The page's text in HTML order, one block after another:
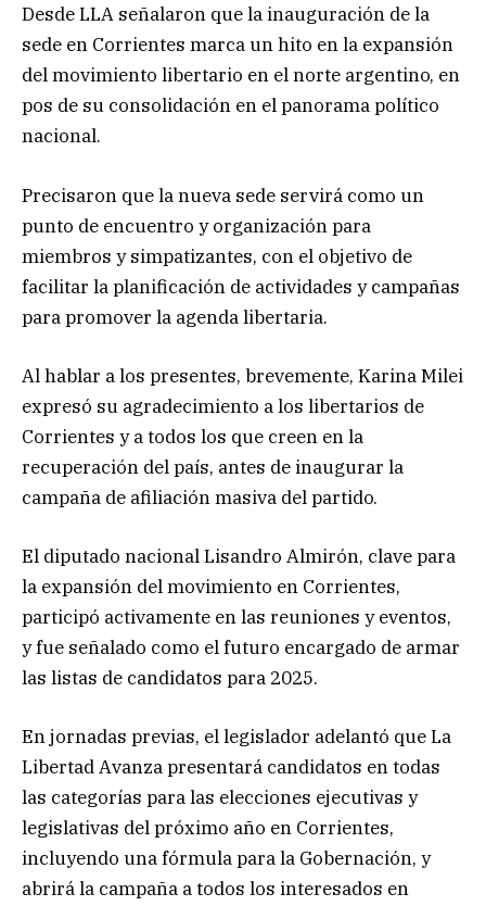
Desde LLA señalaron que la inauguración de la
sede en Corrientes marca un hito en la expansión
del movimiento libertario en el norte argentino, en
pos de su consolidación en el panorama político
nacional.
Precisaron que la nueva sede servirá como un
punto de encuentro y organización para
miembros y simpatizantes, con el objetivo de
facilitar la planificación de actividades y campañas
para promover la agenda libertaria.
Al hablar a los presentes, brevemente, Karina Milei
expresó su agradecimiento a los libertarios de
Corrientes y a todos los que creen en la
recuperación del país, antes de inaugurar la
campaña de afiliación masiva del partido.
El diputado nacional Lisandro Almirón, clave para
la expansión del movimiento en Corrientes,
participó activamente en las reuniones y eventos,
y fue señalado como el futuro encargado de armar
las listas de candidatos para 2025.
En jornadas previas, el legislador adelantó que La
Libertad Avanza presentará candidatos en todas
las categorías para las elecciones ejecutivas y
legislativas del próximo año en Corrientes,
incluyendo una fórmula para la Gobernación, y
abrirá la campaña a todos los interesados en